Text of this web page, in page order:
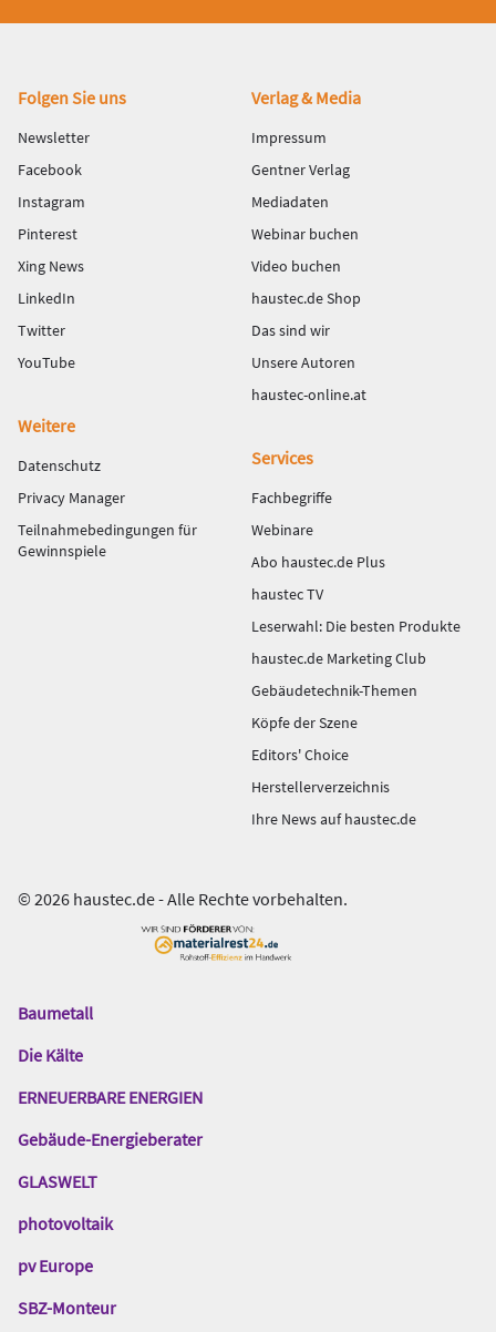
Fußbereich
Folgen Sie uns
Newsletter
Facebook
Instagram
Pinterest
Xing News
LinkedIn
Twitter
YouTube
Verlag & Media
Impressum
Gentner Verlag
Mediadaten
Webinar buchen
Video buchen
haustec.de Shop
Das sind wir
Unsere Autoren
haustec-online.at
Weitere
Datenschutz
Privacy Manager
Teilnahmebedingungen für
Gewinnspiele
Services
Fachbegriffe
Webinare
Abo haustec.de Plus
haustec TV
Leserwahl: Die besten Produkte
haustec.de Marketing Club
Gebäudetechnik-Themen
Köpfe der Szene
Editors' Choice
Herstellerverzeichnis
Ihre News auf haustec.de
© 2026 haustec.de - Alle Rechte vorbehalten.
Das
Gentner
Baumetall
Die Kälte
ERNEUERBARE ENERGIEN
Gebäude-Energieberater
GLASWELT
photovoltaik
pv Europe
SBZ-Monteur